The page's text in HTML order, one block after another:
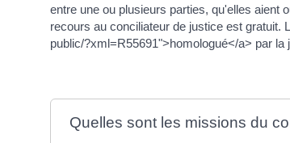
entre une ou plusieurs parties, qu'elles aient
recours au conciliateur de justice est
public/?xml=R55691">homologué</a> par la
Quelles sont les missions du